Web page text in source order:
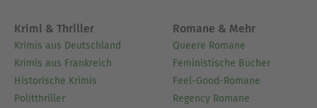
Krimi & Thriller
Krimis aus Deutschland
Krimis aus Frankreich
Historische Krimis
Politthriller
Romane & Mehr
Queere Romane
Feministische Bücher
Feel-Good-Romane
Regency Romane